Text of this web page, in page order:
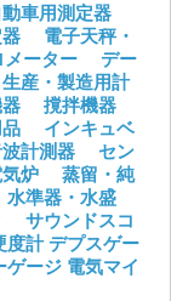
動車用測定器
電子天秤・
メーター
デー
生産・製造用計
撹拌機器
インキュベ
計測器
セン
炉
蒸留・純
水準器・水盛
サウンドスコ
度計 デプスゲー
ゲージ 電気マイ